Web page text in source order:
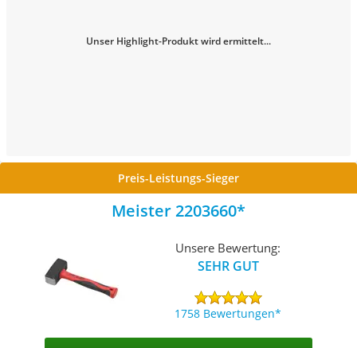
Unser Highlight-Produkt wird ermittelt...
Preis-Leistungs-Sieger
Meister 2203660
Unsere Bewertung:
SEHR GUT
1758 Bewertungen